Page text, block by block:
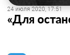
24 июля 2020, 17:51
«Для